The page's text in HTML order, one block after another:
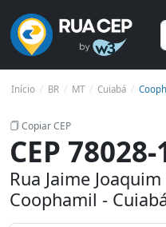
Início BR MT Cuiabá
Copiar CEP
CEP
Rua Jaime
Coophamil -